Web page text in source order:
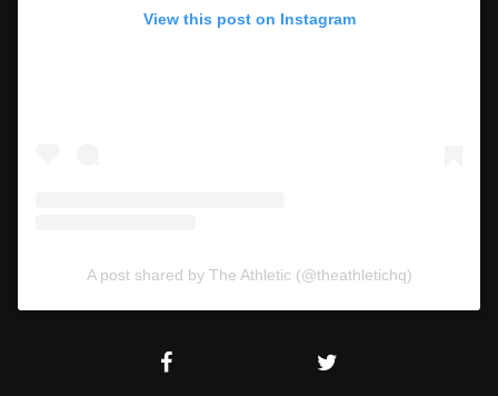
View this post on Instagram
A post shared by The Athletic (@theathletichq)